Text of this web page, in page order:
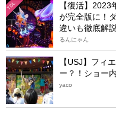
TDL
【復活】
が完全版に！
違いも徹底解説
るんにゃん
【USJ】フィ
ー？！ショー
yaco